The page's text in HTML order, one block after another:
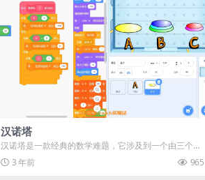
汉诺塔
汉诺塔是一款经典的数学难题，它涉及到一个由三个柱
子和n个不同大小的盘子组成的塔。...
3 年前 965